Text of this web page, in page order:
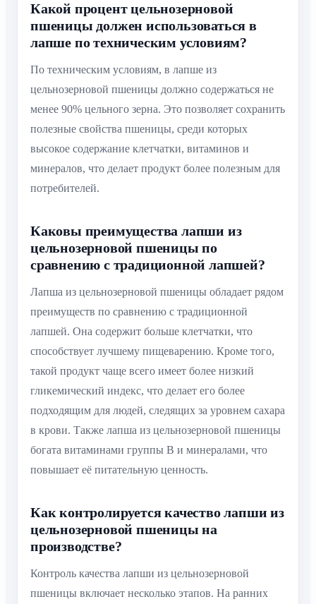
Какой процент цельнозерновой
пшеницы должен использоваться в
лапше по техническим условиям?
По техническим условиям, в лапше из
цельнозерновой пшеницы должно содержаться не
менее 90% цельного зерна. Это позволяет сохранить
полезные свойства пшеницы, среди которых
высокое содержание клетчатки, витаминов и
минералов, что делает продукт более полезным для
потребителей.
Каковы преимущества лапши из
цельнозерновой пшеницы по
сравнению с традиционной лапшей?
Лапша из цельнозерновой пшеницы обладает рядом
преимуществ по сравнению с традиционной
лапшей. Она содержит больше клетчатки, что
способствует лучшему пищеварению. Кроме того,
такой продукт чаще всего имеет более низкий
гликемический индекс, что делает его более
подходящим для людей, следящих за уровнем сахара
в крови. Также лапша из цельнозерновой пшеницы
богата витаминами группы B и минералами, что
повышает её питательную ценность.
Как контролируется качество лапши из
цельнозерновой пшеницы на
производстве?
Контроль качества лапши из цельнозерновой
пшеницы включает несколько этапов. На ранних